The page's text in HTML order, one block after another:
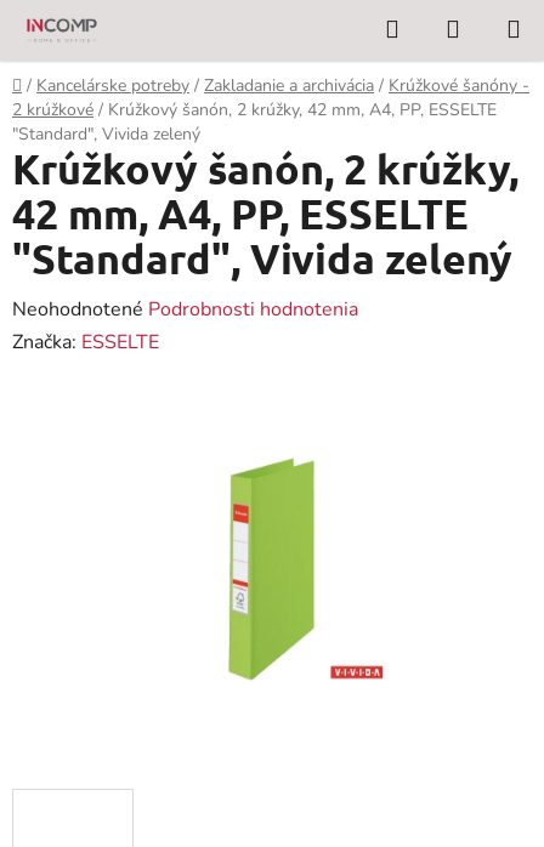
Prejsť
obsah
Hľadať
KOŠÍK
Domov
/ Kancelárske potreby / Zakladanie a archivácia / Krúžkové šanóny -
2 krúžkové / Krúžkový šanón, 2 krúžky, 42 mm, A4, PP, ESSELTE
"Standard", Vivida zelený
Krúžkový šanón, 2 krúžky,
42 mm, A4, PP, ESSELTE
"Standard", Vivida zelený
Priemerné
hodnotenie
Neohodnotené Podrobnosti hodnotenia
Značka: ESSELTE